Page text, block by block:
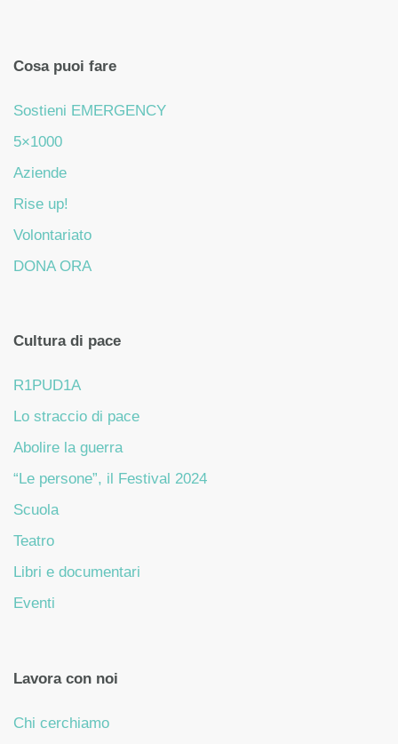
Cosa puoi fare
Sostieni EMERGENCY
5×1000
Aziende
Rise up!
Volontariato
DONA ORA
Cultura di pace
R1PUD1A
Lo straccio di pace
Abolire la guerra
“Le persone”, il Festival 2024
Scuola
Teatro
Libri e documentari
Eventi
Lavora con noi
Chi cerchiamo